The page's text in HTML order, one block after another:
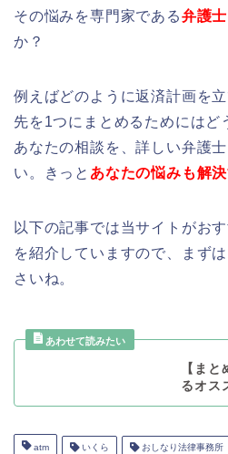
その悩みを専門家である弁護士
か？
例えばどのように返済計画を
先を1つにまとめるためにはど
あなたの相談を、詳しい弁護
い。きっと あなたの悩みも解
以下の記事では当サイトがお
を紹介していますので、まず
さいね。
【ま
るオス
atm いくら おしなり法律事務所